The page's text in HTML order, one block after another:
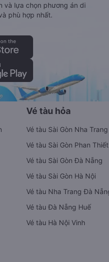
và lựa chọn phương án di
phù hợp nhất.
Vé tàu hỏa
Vé tàu Sài Gòn Nha Trang
Vé tàu Sài Gòn Phan Thiết
Vé tàu Sài Gòn Đà Nẵng
Vé tàu Sài Gòn Hà Nội
Vé tàu Nha Trang Đà
Vé tàu Đà Nẵng Huế
Vé tàu Hà Nội Vinh